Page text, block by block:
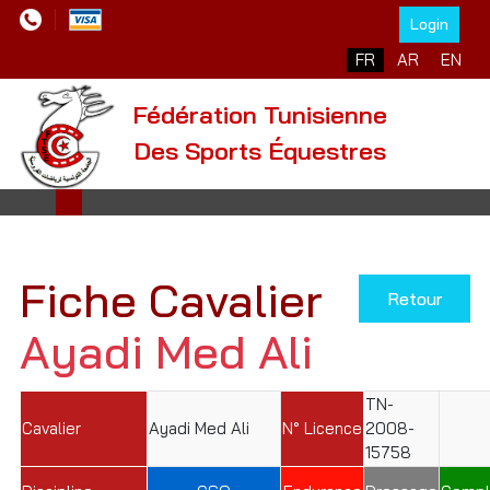
Login
Sélectionnez votre
FR AR EN
Fédération Tunisienne
Des Sports Équestres
Retour
Fiche Cavalier
Ayadi Med Ali
Cavalier Ayadi Med Ali N° Licence
TN-
2008-
15758